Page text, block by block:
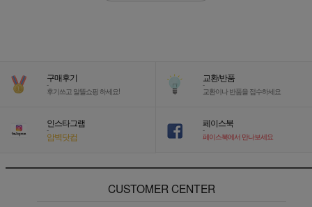
구매후기
-
후기쓰고 알뜰쇼핑 하세요!
교환/반품
-
교환이나 반품을 접수하세요
인스타그램
-
암벽닷컴
페이스북
-
페이스북에서 만나보세요
CUSTOMER CENTER